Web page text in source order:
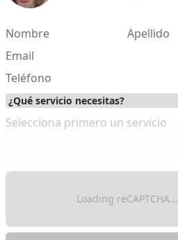
Loading reCAPTCHA...